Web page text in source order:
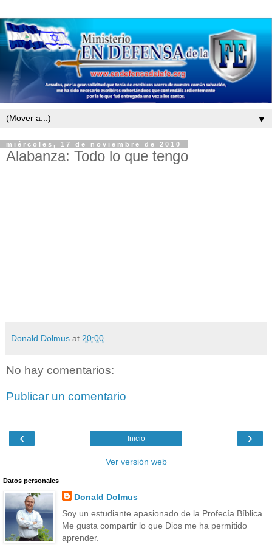
▼
miércoles, 17 de noviembre de 2010
Alabanza: Todo lo que tengo
Donald Dolmus at 20:00
No hay comentarios:
Publicar un comentario
‹ ›
Inicio
Ver versión web
Datos personales
Donald Dolmus
Soy un estudiante apasionado de la Profecía Bíblica.
Me gusta compartir lo que Dios me ha permitido
aprender.